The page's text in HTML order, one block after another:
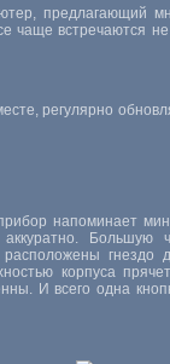
предлагающий
встречаются
регулярно
напоминает
Большую
корпуса
И всего одна